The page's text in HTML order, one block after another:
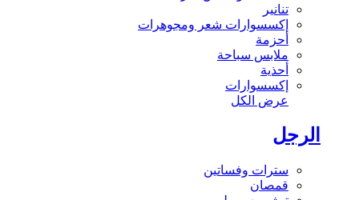
تنانير
إكسسوارات شعر ومجوهرات
أحزمة
ملابس سباحة
أحذية
إكسسوارات
عرض الكل
الرجل
سترات وفساتين
قمصان